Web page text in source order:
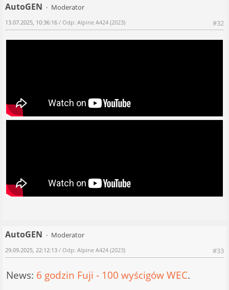
AutoGEN
Moderator
#32
13.07.2025, 10:36:16 / Odp: Alpine A424 (2023)
AutoGEN
Moderator
#33
29.09.2025, 22:12:13 / Odp: Alpine A424 (2023)
News: 6 godzin Fuji - 100 wyścigów WEC.